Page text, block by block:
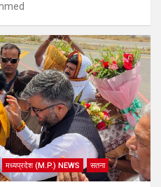
मध्यप्रदेश (M.P.) NEWS सतना